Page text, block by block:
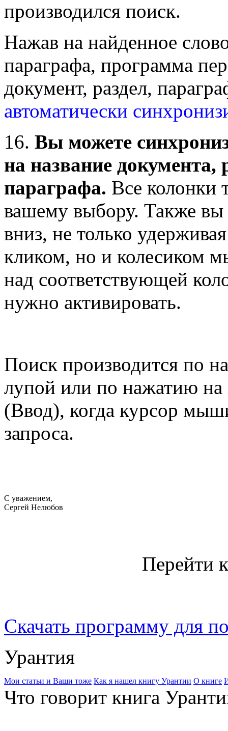
производился поиск.
Нажав на найденное
параграфа, программа
документ, раздел,
автоматически
16. Вы можете
на название документа,
параграфа. Все колонки
вашему выбору. Также вы
вниз, не только
кликом, но и колесиком
над соответствующей
нужно активировать.
Поиск производится по
лупой или по нажатию на
(Ввод), когда курсор
запроса.
С уважением,
Сергей Нелюбов
Перейти
Скачать программу для
Урантия
Мои статьи и Ваши тоже Как я нашел книгу Урантии О книге
Что говорит книга